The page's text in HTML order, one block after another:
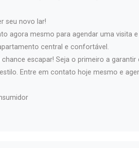
seu novo lar!
agora mesmo para agendar uma visita
central e confortável.
chance escapar! Seja o primeiro a
Entre em contato hoje mesmo e